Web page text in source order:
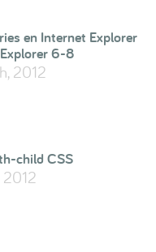
en Internet Explorer
2012
6-8
child CSS